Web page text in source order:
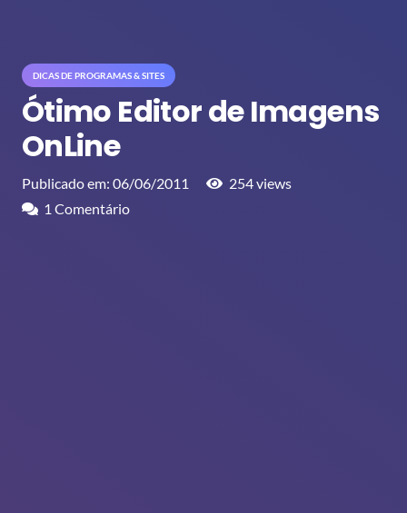
DICAS DE PROGRAMAS & SITES
Ótimo Editor de Imagens
OnLine
Publicado em: 06/06/2011 254views
1Comentário